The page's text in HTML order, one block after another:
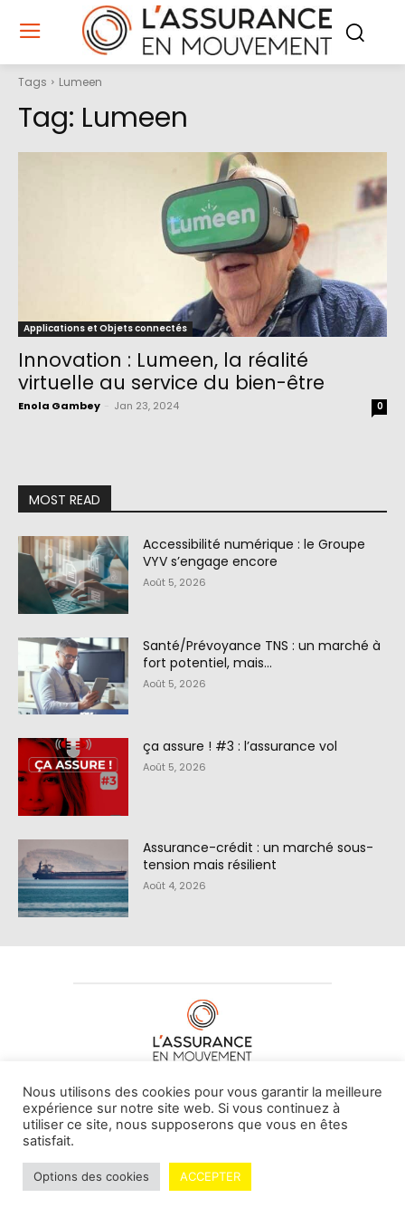
Tags Lumeen
Tag: Lumeen
Applications et Objets connectés
Innovation : Lumeen, la réalité
virtuelle au service du bien-être
Enola Gambey Jan 23, 2024 0
MOST READ
Accessibilité numérique : le Groupe
VYV s’engage encore
Août 5, 2026
Santé/Prévoyance TNS : un marché à
fort potentiel, mais…
Août 5, 2026
ça assure ! #3 : l’assurance vol
Août 5, 2026
Assurance-crédit : un marché sous-
tension mais résilient
Août 4, 2026
À PROPOS DE NOUS•CONTACT
© L'assurance en mouvement -By Vovoxx Média
Mentions légales Contributeurs
Nous utilisons des cookies pour vous garantir la meilleure
expérience sur notre site web. Si vous continuez à
utiliser ce site, nous supposerons que vous en êtes
satisfait.
Options des cookies ACCEPTER